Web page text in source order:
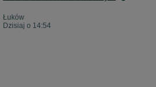
Łuków
Dzisiaj o 14:54